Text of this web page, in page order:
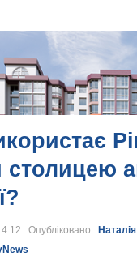
столицею
Опубліковано :